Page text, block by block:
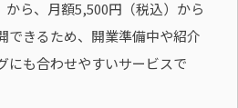
ら、月額5,500円（税込）から
できるため、開業準備中や紹介
にも合わせやすいサービスで